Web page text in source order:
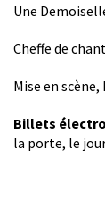
Une
Cheffe de
Mise en
Billets
la porte, le